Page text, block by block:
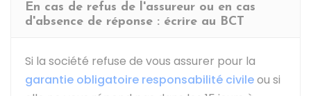
En cas de refus de l'assureur ou en cas
d'absence de réponse : écrire au BCT
Si la société refuse de vous assurer pour la
garantie obligatoire responsabilité civileou si